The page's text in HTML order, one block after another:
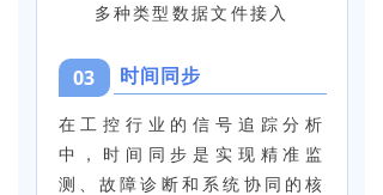
多种类型数据文件接入
03 时间同步
在工控行业的信号追踪分析
中，时间同步是实现精准监
测、故障诊断和系统协同的核